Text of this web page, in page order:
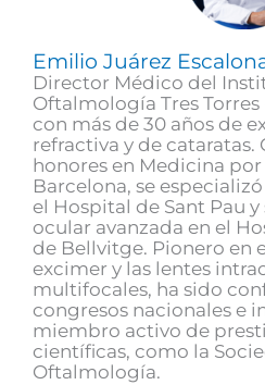
Emilio Juárez
Director Médico del
Oftalmología Tres
con más de 30 años de
refractiva y de cataratas.
honores en Medicina
Barcelona, se
el Hospital de Sant Pau
ocular avanzada en el
de Bellvitge. Pionero en
excimer y las lentes
multifocales, ha sido
congresos nacionales e
miembro activo de
científicas, como la
Oftalmología.